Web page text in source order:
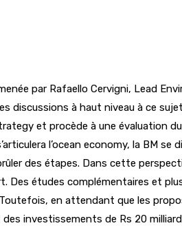
par Rafaello Cervigni, Lead
discussions à haut niveau à ce
et procède à une
l’ocean economy, la BM
des étapes. Dans cette
Des études complémentaires et
en attendant que les
investissements de Rs 20